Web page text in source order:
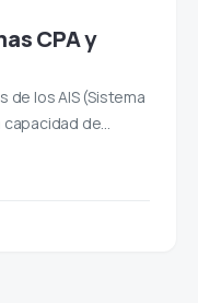
CPA y
de los AIS (Sistema
de…